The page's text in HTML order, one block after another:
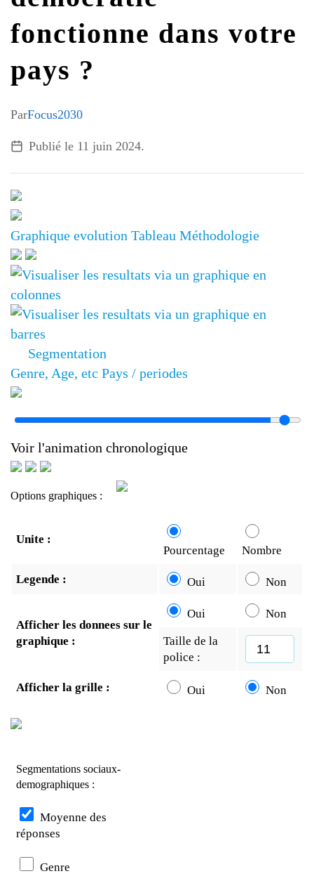
G7 / G20
VIDÉOS
fonctionne dans votre
pays ?
ParFocus2030
Publié le 11 juin 2024.
Graphique evolution Tableau Méthodologie
Segmentation
Genre, Age, etc Pays / periodes
Voir l'animation chronologique
Options graphiques :
Unite :
Pourcentage
Nombre
Legende : Oui Non
Afficher les donnees sur le
graphique :
Oui Non
Taille de la
police :
Afficher la grille : Oui Non
Segmentations sociaux-
demographiques :
Moyenne des
réponses
Genre